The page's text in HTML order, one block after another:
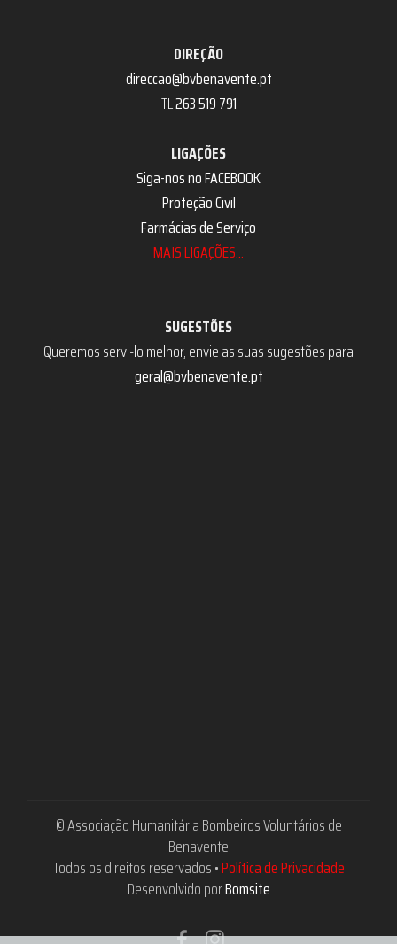
DIREÇÃO
direccao@bvbenavente.pt
TL263 519 791
LIGAÇÕES
Siga-nos no FACEBOOK
Proteção Civil
Farmácias de Serviço
MAIS LIGAÇÕES...
SUGESTÕES
Queremos servi-lo melhor, envie as suas sugestões para
geral@bvbenavente.pt
© Associação Humanitária Bombeiros Voluntários de
Benavente
Todos os direitos reservados •Política de Privacidade
Desenvolvido porBomsite